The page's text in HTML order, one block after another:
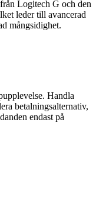
Logitech G och den
leder till avancerad
mångsidighet.
Handla
betalningsalternativ,
endast på